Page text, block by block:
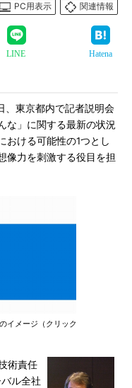
PC用表示
関連情報
LINE Hatena
、東京都内で記者説明会
な」に関する最新の状況
おける可能性の1つとし
像力を刺激する役目を担
イメージ（クリック
術責任
ル全社